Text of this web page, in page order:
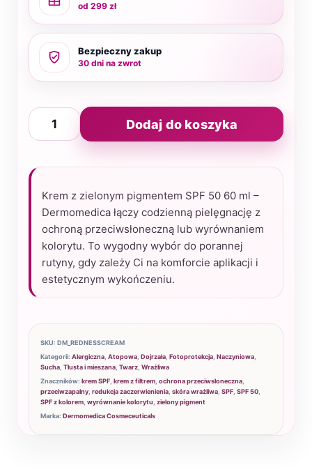
Krem z zielonym pigmentem SPF 50 60 ml –
Dermomedica łączy codzienną pielęgnację z
ochroną przeciwsłoneczną lub wyrównaniem
kolorytu. To wygodny wybór do porannej
rutyny, gdy zależy Ci na komforcie aplikacji i
estetycznym wykończeniu.
ilość
Krem
zielonym
pigmentem
SPF
50
60
-
Dodaj do koszyka
od 299 zł
Bezpieczny zakup
30 dni na zwrot
SKU: DM_REDNESSCREAM
Kategorii: Alergiczna Atopowa Dojrzała Fotoprotekcja Naczyniowa
Sucha Tłusta i mieszana Twarz Wrażliwa
Znaczników: krem SPF krem z filtrem ochrona przeciwsłoneczna
przeciwzapalny redukcja zaczerwienienia skóra wrażliwa SPF SPF 50
SPF z kolorem wyrównanie kolorytu zielony pigment
Marka: Dermomedica Cosmeceuticals